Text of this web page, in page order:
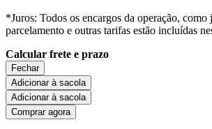
*Juros: Todos os encargos da operação, como
parcelamento e outras tarifas estão incluídas
Calcular frete e prazo
Fechar
Adicionar à sacola
Adicionar à sacola
Comprar agora